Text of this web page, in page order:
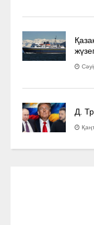
Д.